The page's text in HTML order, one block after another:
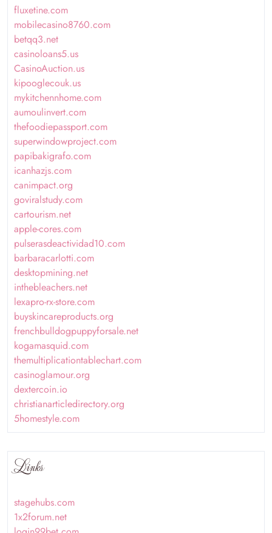
fluxetine.com
mobilecasino8760.com
betqq3.net
casinoloans5.us
CasinoAuction.us
kipooglecouk.us
mykitchennhome.com
aumoulinvert.com
thefoodiepassport.com
superwindowproject.com
papibakigrafo.com
icanhazjs.com
canimpact.org
goviralstudy.com
cartourism.net
apple-cores.com
pulserasdeactividad10.com
barbaracarlotti.com
desktopmining.net
inthebleachers.net
lexapro-rx-store.com
buyskincareproducts.org
frenchbulldogpuppyforsale.net
kogamasquid.com
themultiplicationtablechart.com
casinoglamour.org
dextercoin.io
christianarticledirectory.org
5homestyle.com
Links
stagehubs.com
1x2forum.net